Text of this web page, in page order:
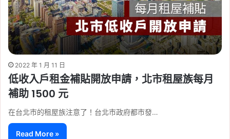
2022 年 1 月 11 日
低收入戶租金補貼開放申請，北市租屋族每月
補助 1500 元
在台北市的租屋族注意了！台北市政府都市發…
Read More »